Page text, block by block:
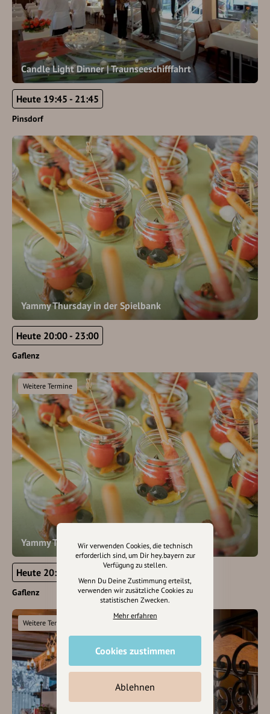
Candle Light Dinner | Traunseeschifffahrt
Heute 19:45 - 21:45
Pinsdorf
Yammy Thursday in der Spielbank
Heute 20:00 - 23:00
Gaflenz
Yammy Thursday in der Spielbank
Weitere Termine
Heute 20:00 - 23:00
Gaflenz
Weitere Termine
Wir verwenden Cookies, die technisch
erforderlich sind, um Dir hey.bayern zur
Verfügung zu stellen.
Wenn Du Deine Zustimmung erteilst,
verwenden wir zusätzliche Cookies zu
statistischen Zwecken.
Mehr erfahren
Cookies zustimmen
Ablehnen